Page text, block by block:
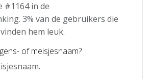
#1164 in de
3% van de gebruikers die
hem leuk.
of meisjesnaam?